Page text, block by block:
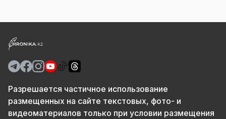
Разрешается частичное использование
размещенных на сайте текстовых, фото- и
видеоматериалов только при условии размещения